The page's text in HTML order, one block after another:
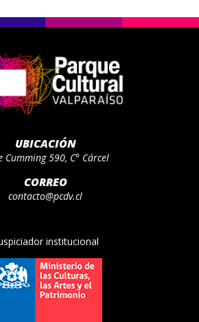
UBICACIÓN
Cumming 590, C° Cárcel
CORREO
contacto@pcdv.cl
institucional